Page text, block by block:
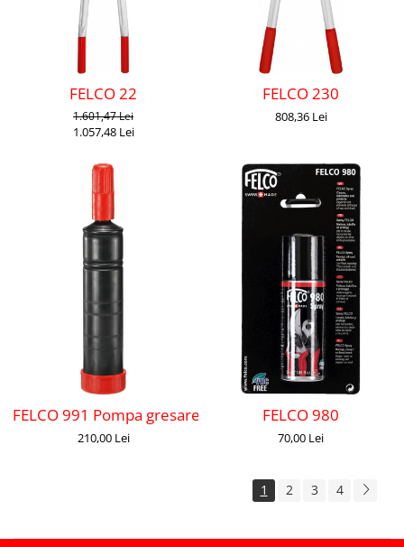
FELCO 22
1.601,47 Lei
1.057,48 Lei
FELCO 230
808,36 Lei
FELCO 991 Pompa gresare
210,00 Lei
FELCO 980
70,00 Lei
1 2 3 4